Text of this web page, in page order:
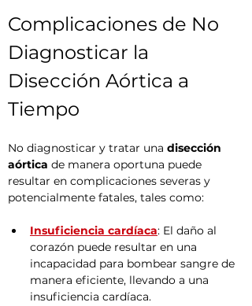
Complicaciones de No
Diagnosticar la
Disección Aórtica a
Tiempo
No diagnosticar y tratar una disección
aórtica de manera oportuna puede
resultar en complicaciones severas y
potencialmente fatales, tales como:
Insuficiencia cardíaca: El daño al
corazón puede resultar en una
incapacidad para bombear sangre de
manera eficiente, llevando a una
insuficiencia cardíaca.